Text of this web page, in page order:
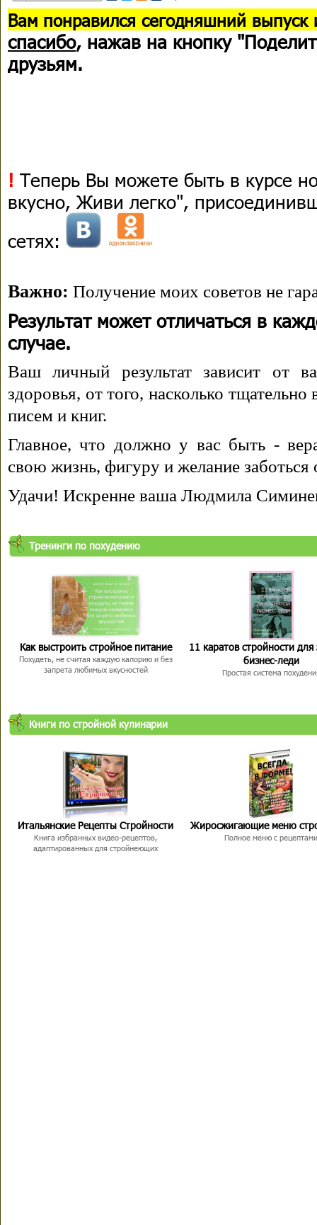
Вам понравился сегодняшний выпуск
спасибо, нажав на кнопку
друзьям.
! Теперь Вы можете быть в курсе
вкусно, Живи легко",
сетях:
Важно: Получение моих советов не
Результат может отличаться в
случае.
Ваш личный результат зависит от
здоровья, от того, насколько
писем и книг.
Главное, что должно у вас быть -
свою жизнь, фигуру и желание заботься
Удачи! Искренне ваша Людмила
Тренинги по похудению
Как выстроить стройное питание
Похудеть, не считая каждую калорию и без
запрета любимых вкусностей
11 каратов стройности для
бизнес-леди
Простая система
Книги по стройной кулинарии
Итальянские Рецепты Стройности
Книга избранных видео-рецептов,
адаптированных для стройнеющих
Жиросжигающие меню
Полное меню с рецептами